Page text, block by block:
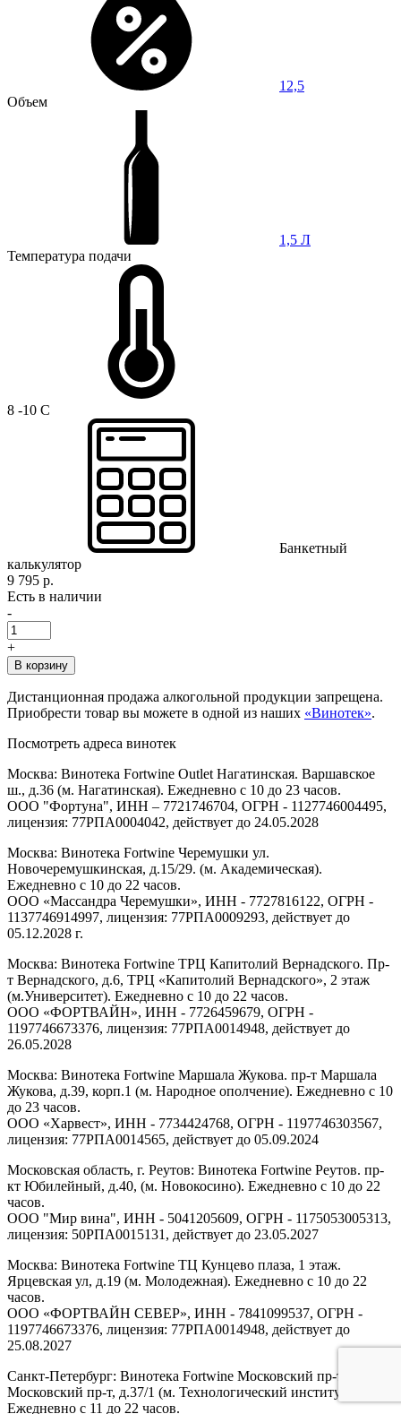
12,5
Объем
1,5 Л
Температура подачи
8 -10 C
Банкетный
калькулятор
9 795 р.
Есть в наличии
-
+
В корзину
Дистанционная продажа алкогольной продукции запрещена.
Приобрести товар вы можете в одной из наших «Винотек».
Посмотреть адреса винотек
Москва: Винотека Fortwine Outlet Нагатинская. Варшавское
ш., д.36 (м. Нагатинская). Ежедневно с 10 до 23 часов.
ООО "Фортуна", ИНН – 7721746704, ОГРН - 1127746004495,
лицензия: 77РПА0004042, действует до 24.05.2028
Москва: Винотека Fortwine Черемушки ул.
Новочеремушкинская, д.15/29. (м. Академическая).
Ежедневно с 10 до 22 часов.
ООО «Массандра Черемушки», ИНН - 7727816122, ОГРН -
1137746914997, лицензия: 77РПА0009293, действует до
05.12.2028 г.
Москва: Винотека Fortwine ТРЦ Капитолий Вернадского. Пр-
т Вернадского, д.6, ТРЦ «Капитолий Вернадского», 2 этаж
(м.Университет). Ежедневно с 10 до 22 часов.
ООО «ФОРТВАЙН», ИНН - 7726459679, ОГРН -
1197746673376, лицензия: 77РПА0014948, действует до
26.05.2028
Москва: Винотека Fortwine Маршала Жукова. пр-т Маршала
Жукова, д.39, корп.1 (м. Народное ополчение). Ежедневно с 10
до 23 часов.
ООО «Харвест», ИНН - 7734424768, ОГРН - 1197746303567,
лицензия: 77РПА0014565, действует до 05.09.2024
Московская область, г. Реутов: Винотека Fortwine Реутов. пр-
кт Юбилейный, д.40, (м. Новокосино). Ежедневно с 10 до 22
часов.
ООО "Мир вина", ИНН - 5041205609, ОГРН - 1175053005313,
лицензия: 50РПА0015131, действует до 23.05.2027
Москва: Винотека Fortwine ТЦ Кунцево плаза, 1 этаж.
Ярцевская ул, д.19 (м. Молодежная). Ежедневно с 10 до 22
часов.
ООО «ФОРТВАЙН СЕВЕР», ИНН - 7841099537, ОГРН -
1197746673376, лицензия: 77РПА0014948, действует до
25.08.2027
Санкт-Петербург: Винотека Fortwine Московский пр-т.
Московский пр-т, д.37/1 (м. Технологический институт).
Ежедневно с 11 до 22 часов.